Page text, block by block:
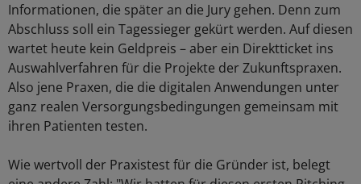
Informationen, die später an die Jury gehen. Denn zum
Abschluss soll ein Tagessieger gekürt werden. Auf diesen
wartet heute kein Geldpreis – aber ein Direktticket ins
Auswahlverfahren für die Projekte der Zukunftspraxen.
Also jene Praxen, die die digitalen Anwendungen unter
ganz realen Versorgungsbedingungen gemeinsam mit
ihren Patienten testen.
Wie wertvoll der Praxistest für die Gründer ist, belegt